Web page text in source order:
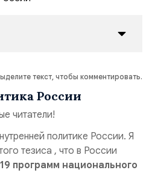
текст, чтобы комментировать.
России
читатели!
политике России. Я
тезиса , что в России
19 программ национального